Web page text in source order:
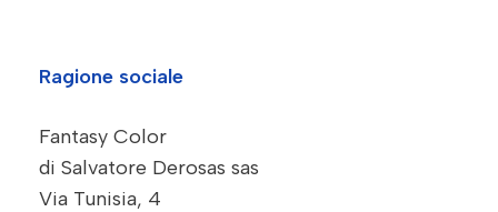
Ragione sociale
Fantasy Color
di Salvatore Derosas sas
Via Tunisia, 4